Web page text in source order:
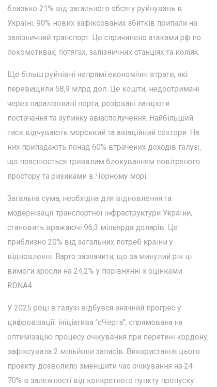
близько 21% від загального обсягу руйнувань в
Україні. 90% нових зафіксованих збитків припали на
залізничний транспорт. Це спричинено атаками рф по
локомотивах, потягах, залізничних станціях та коліях.
Ще більш руйнівні непрямі економічні втрати, які
перевищили 58,9 млрд дол. Це кошти, недоотримані
через паралізовані порти, розірвані ланцюги
постачання та зупинку авіасполучення. Найбільший
тиск відчувають морський та авіаційний сектори. На
них припадають понад 60% втрачених доходів галузі,
що пояснюється тривалим блокуванням повітряного
простору та ризиками в Чорному морі.
Загальна сума, необхідна для відновлення та
модернізації транспортної інфраструктури України,
становить вражаючі 96,3 мільярда доларів. Це
приблизно 20% від загальних потреб країни у
відновленні. Варто зазначити, що за минулий рік ці
вимоги зросли на 24,2% у порівнянні з оцінками
RDNA4.
У 2025 році в галузі відбувся значний прогрес у
цифровізації: ініціатива "єЧерга", спрямована на
оптимізацію процесу очікування при перетині кордону,
зафіксувала 2 мільйони записів. Використання цього
проєкту дозволило зменшити час очікування на 24-
70% в залежності від конкретного пункту пропуску.